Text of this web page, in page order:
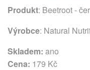
Produkt: Beetroot -
Výrobce: Natural
Skladem: ano
Cena: 179 Kč